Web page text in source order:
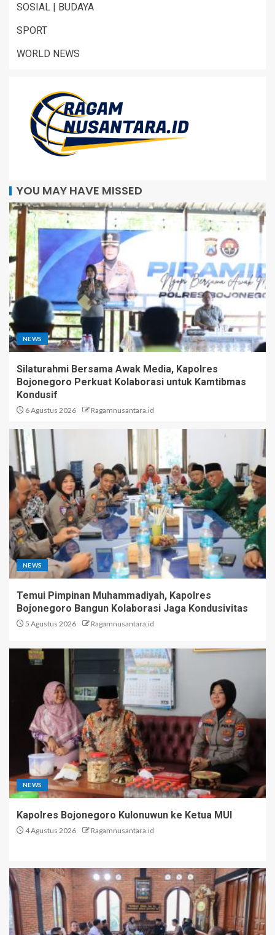
SOSIAL | BUDAYA
SPORT
WORLD NEWS
YOU MAY HAVE MISSED
NEWS
Silaturahmi Bersama Awak Media, Kapolres
Bojonegoro Perkuat Kolaborasi untuk Kamtibmas
Kondusif
6 Agustus 2026 Ragamnusantara.id
NEWS
Temui Pimpinan Muhammadiyah, Kapolres
Bojonegoro Bangun Kolaborasi Jaga Kondusivitas
5 Agustus 2026 Ragamnusantara.id
NEWS
Kapolres Bojonegoro Kulonuwun ke Ketua MUI
4 Agustus 2026 Ragamnusantara.id